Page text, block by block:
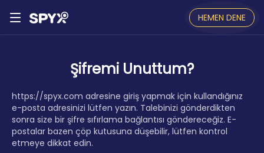
HEMEN DENE
Şifremi Unuttum?
https://spyx.com adresine giriş yapmak için kullandığınız
e-posta adresinizi lütfen yazın. Talebinizi gönderdikten
sonra size bir şifre sıfırlama bağlantısı göndereceğiz. E-
postalar bazen çöp kutusuna düşebilir, lütfen kontrol
etmeye dikkat edin.